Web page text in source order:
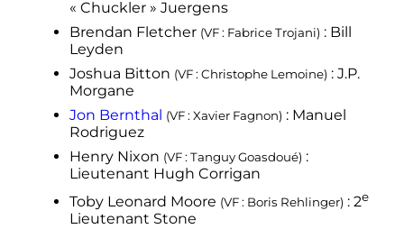
« Chuckler » Juergens
Brendan Fletcher (VF : Fabrice Trojani) : Bill
Leyden
Joshua Bitton (VF : Christophe Lemoine) : J.P.
Morgane
Jon Bernthal (VF : Xavier Fagnon) : Manuel
Rodriguez
Henry Nixon (VF : Tanguy Goasdoué) :
Lieutenant Hugh Corrigan
Toby Leonard Moore (VF : Boris Rehlinger) : 2e
Lieutenant Stone